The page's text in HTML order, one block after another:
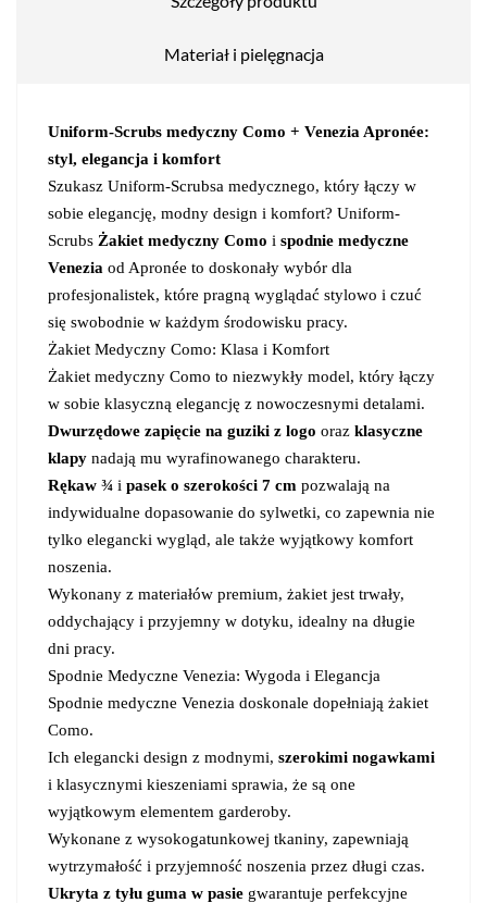
Materiał i pielęgnacja
Uniform-Scrubs medyczny Como + Venezia Apronée:
styl, elegancja i komfort
Szukasz Uniform-Scrubsa medycznego, który łączy w
sobie elegancję, modny design i komfort? Uniform-
Scrubs Żakiet medyczny Como i spodnie medyczne
Venezia od Apronée to doskonały wybór dla
profesjonalistek, które pragną wyglądać stylowo i czuć
się swobodnie w każdym środowisku pracy.
Żakiet Medyczny Como: Klasa i Komfort
Żakiet medyczny Como to niezwykły model, który łączy
w sobie klasyczną elegancję z nowoczesnymi detalami.
Dwurzędowe zapięcie na guziki z logo oraz klasyczne
klapy nadają mu wyrafinowanego charakteru.
Rękaw ¾ i pasek o szerokości 7 cm pozwalają na
indywidualne dopasowanie do sylwetki, co zapewnia nie
tylko elegancki wygląd, ale także wyjątkowy komfort
noszenia.
Wykonany z materiałów premium, żakiet jest trwały,
oddychający i przyjemny w dotyku, idealny na długie
dni pracy.
Spodnie Medyczne Venezia: Wygoda i Elegancja
Spodnie medyczne Venezia doskonale dopełniają żakiet
Como.
Ich elegancki design z modnymi, szerokimi nogawkami
i klasycznymi kieszeniami sprawia, że są one
wyjątkowym elementem garderoby.
Wykonane z wysokogatunkowej tkaniny, zapewniają
wytrzymałość i przyjemność noszenia przez długi czas.
Ukryta z tyłu guma w pasie gwarantuje perfekcyjne